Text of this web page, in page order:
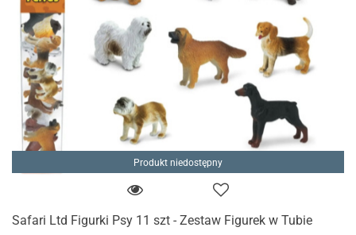
Produkt niedostępny
Safari Ltd Figurki Psy 11 szt - Zestaw Figurek w Tubie